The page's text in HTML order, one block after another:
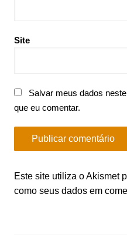
Site
Salvar meus dados
que eu comentar.
Este site utiliza o Akismet
como seus dados em